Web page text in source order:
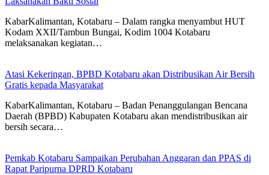
KabarKalimantan, Kotabaru – Dalam rangka menyambut HUT
Kodam XXII/Tambun Bungai, Kodim 1004 Kotabaru
melaksanakan kegiatan…
Atasi Kekeringan, BPBD Kotabaru akan Distribusikan Air Bersih
Gratis kepada Masyarakat
KabarKalimantan, Kotabaru – Badan Penanggulangan Bencana
Daerah (BPBD) Kabupaten Kotabaru akan mendistribusikan air
bersih secara…
Pemkab Kotabaru Sampaikan Perubahan Anggaran dan PPAS di
Rapat Paripurna DPRD Kotabaru